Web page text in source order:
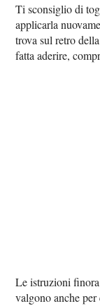
Ti sconsiglio di
applicarla
trova sul retro
fatta aderire,
Le istruzioni
valgono anche